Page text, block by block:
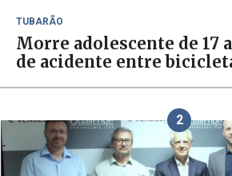
TUBARÃO
Morre adolescente de 17
de acidente entre
2